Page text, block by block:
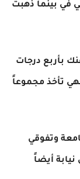
في بينما ذهبت
بأربع درجات
تأخذ مجموعاً
وتفوقي
أيضاً